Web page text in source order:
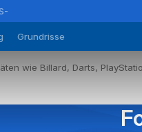
Grundrisse
wie Billard, Darts,